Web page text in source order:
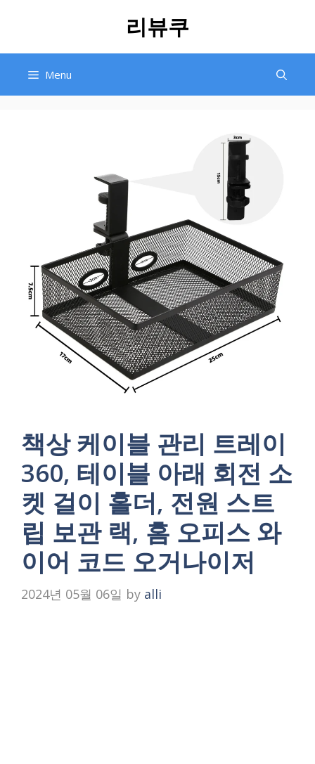
리뷰쿠
Menu
책상 케이블 관리 트레이
360, 테이블 아래 회전 소
켓 걸이 홀더, 전원 스트
립 보관 랙, 홈 오피스 와
이어 코드 오거나이저
2024년 05월 06일 by alli